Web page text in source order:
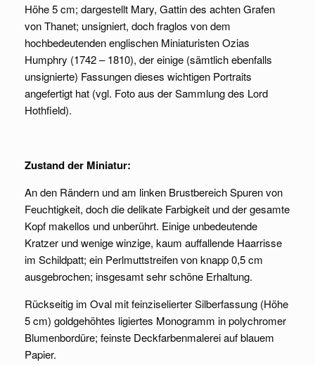
Höhe 5 cm; dargestellt Mary, Gattin des achten Grafen
von Thanet; unsigniert, doch fraglos von dem
hochbedeutenden englischen Miniaturisten Ozias
Humphry (1742 – 1810), der einige (sämtlich ebenfalls
unsignierte) Fassungen dieses wichtigen Portraits
angefertigt hat (vgl. Foto aus der Sammlung des Lord
Hothfield).
Zustand der Miniatur:
An den Rändern und am linken Brustbereich Spuren von
Feuchtigkeit, doch die delikate Farbigkeit und der gesamte
Kopf makellos und unberührt. Einige unbedeutende
Kratzer und wenige winzige, kaum auffallende Haarrisse
im Schildpatt; ein Perlmuttstreifen von knapp 0,5 cm
ausgebrochen; insgesamt sehr schöne Erhaltung.
Rückseitig im Oval mit feinziselierter Silberfassung (Höhe
5 cm) goldgehöhtes ligiertes Monogramm in polychromer
Blumenbordüre; feinste Deckfarbenmalerei auf blauem
Papier.